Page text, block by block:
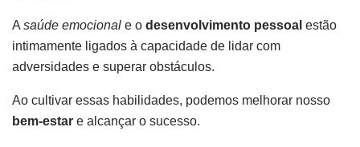
A saúde emocional e o desenvolvimento pessoal estão
intimamente ligados à capacidade de lidar com
adversidades e superar obstáculos.
Ao cultivar essas habilidades, podemos melhorar nosso
bem-estar e alcançar o sucesso.